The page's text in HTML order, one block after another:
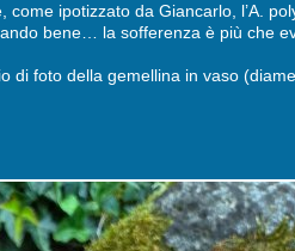
ipotizzato da Giancarlo, l’A.
bene… la sofferenza è più che
di foto della gemellina in vaso